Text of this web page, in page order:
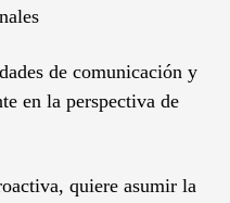
de comunicación y
en la perspectiva de
quiere asumir la